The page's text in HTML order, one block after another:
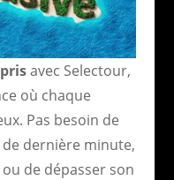
avec Selectour,
où chaque
Pas besoin de
dernière minute,
de dépasser son